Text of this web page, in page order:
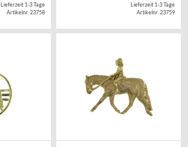
Lieferzeit 1-3 Tage
Artikelnr. 23758
Lieferzeit 1-3 Tage
Artikelnr. 23759